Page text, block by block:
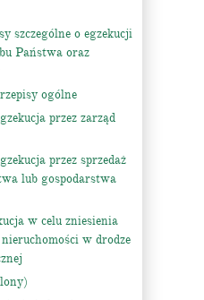
szczególne o egzekucji
Państwa oraz
ogólne
przez zarząd
przez sprzedaż
lub gospodarstwa
w celu zniesienia
nieruchomości w drodze